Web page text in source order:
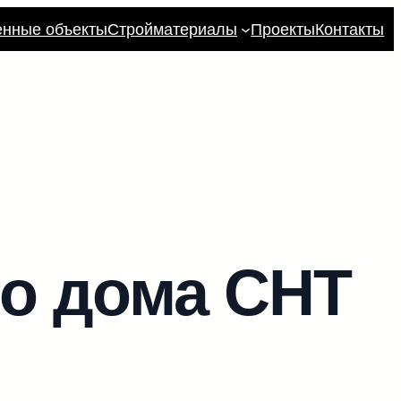
объектыСтройматериалы ПроектыКонтакты
дома СНТ